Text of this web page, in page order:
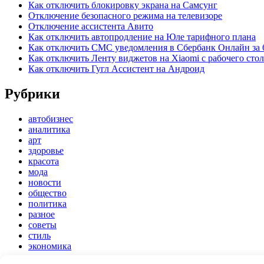
Как отключить блокировку экрана на Самсунг
Отключение безопасного режима на телевизоре
Отключение ассистента Авито
Как отключить автопродление на Юле тарифного плана
Как отключить СМС уведомления в Сбербанк Онлайн за
Как отключить Ленту виджетов на Xiaomi с рабочего
Как отключить Гугл Ассистент на Андроид
Рубрики
автобизнес
аналитика
арт
здоровье
красота
мода
новости
общество
политика
разное
советы
стиль
экономика